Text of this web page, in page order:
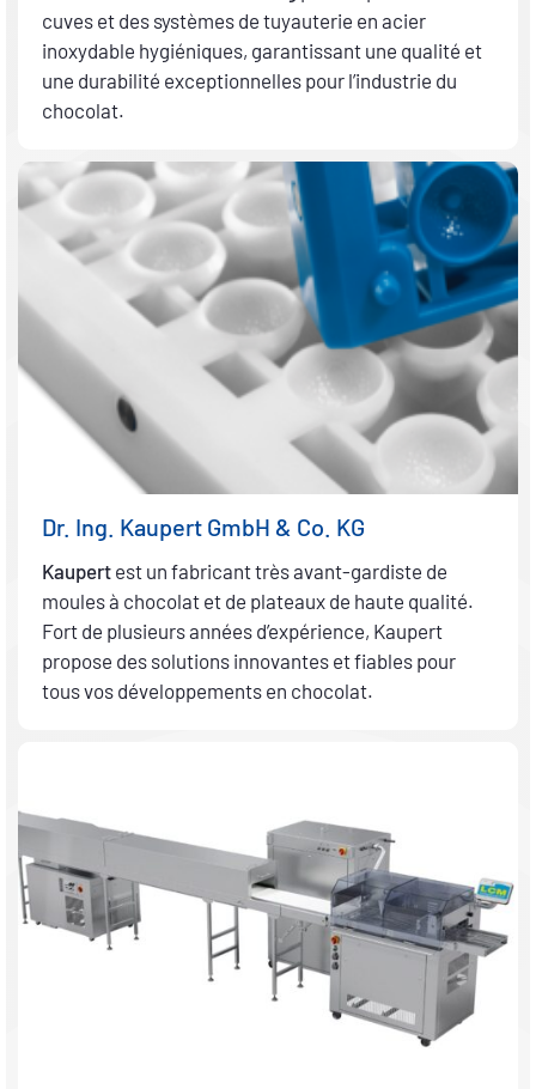
cuves et des systèmes de tuyauterie en acier
inoxydable hygiéniques, garantissant une qualité et
une durabilité exceptionnelles pour l’industrie du
chocolat.
Dr. Ing. Kaupert GmbH & Co. KG
Kaupert est un fabricant très avant-gardiste de
moules à chocolat et de plateaux de haute qualité.
Fort de plusieurs années d’expérience, Kaupert
propose des solutions innovantes et fiables pour
tous vos développements en chocolat.